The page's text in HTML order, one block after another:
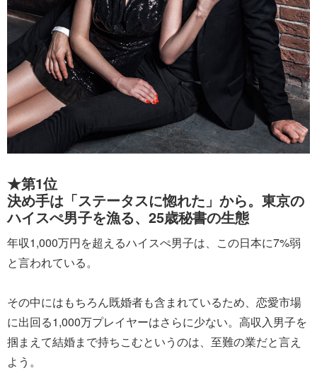
★第1位
決め手は「ステータスに惚れた」から。東京の
ハイスぺ男子を漁る、25歳秘書の生態
年収1,000万円を超えるハイスぺ男子は、この日本に7%弱
と言われている。
その中にはもちろん既婚者も含まれているため、恋愛市場
に出回る1,000万プレイヤーはさらに少ない。高収入男子を
掴まえて結婚まで持ちこむというのは、至難の業だと言え
よう。